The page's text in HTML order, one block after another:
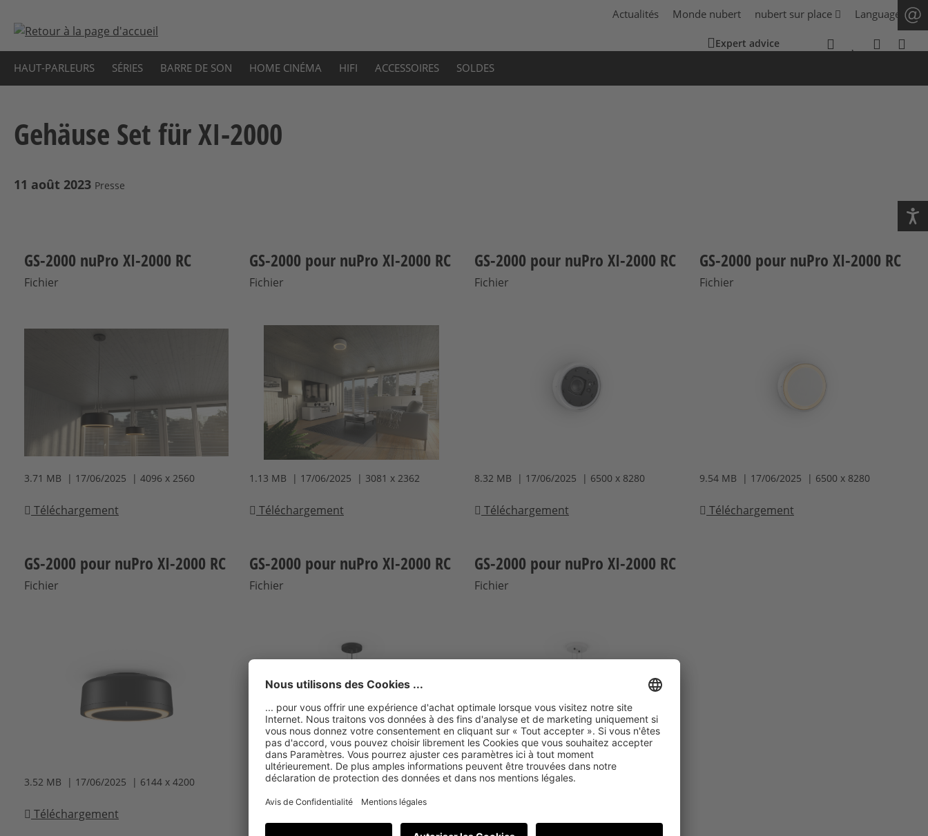
Actualités Monde nubert nubert sur place Language
Expert advice
HAUT-PARLEURS SÉRIES BARRE DE SON HOME CINÉMA HIFI ACCESSOIRES SOLDES
Gehäuse Set für XI-2000
11 août 2023 Presse
GS-2000 nuPro XI-2000 RC
Fichier
3.71 MB | 17/06/2025 | 4096 x 2560
Téléchargement
GS-2000 pour nuPro XI-2000 RC
Fichier
1.13 MB | 17/06/2025 | 3081 x 2362
Téléchargement
GS-2000 pour nuPro XI-2000 RC
Fichier
8.32 MB | 17/06/2025 | 6500 x 8280
Téléchargement
GS-2000 pour nuPro XI-2000 RC
Fichier
9.54 MB | 17/06/2025 | 6500 x 8280
Téléchargement
GS-2000 pour nuPro XI-2000 RC
Fichier
3.52 MB | 17/06/2025 | 6144 x 4200
Téléchargement
GS-2000 pour nuPro XI-2000 RC
Fichier
5.27 MB | 17/06/2025 | 6144 x 7315
GS-2000 pour nuPro XI-2000 RC
Fichier
1.62 MB | 17/06/2025 | 6144 x 7315